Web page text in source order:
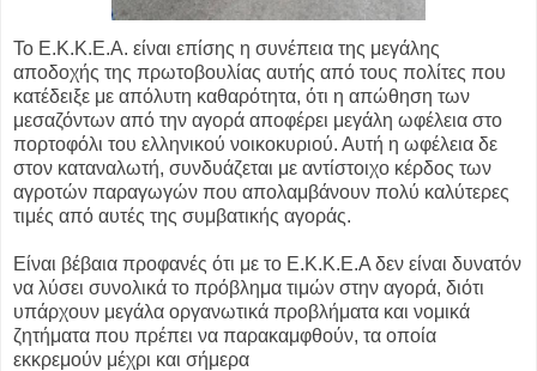
Το Ε.Κ.Κ.Ε.Α. είναι επίσης η συνέπεια της μεγάλης
αποδοχής της πρωτοβουλίας αυτής από τους πολίτες που
κατέδειξε με απόλυτη καθαρότητα, ότι η απώθηση των
μεσαζόντων από την αγορά αποφέρει μεγάλη ωφέλεια στο
πορτοφόλι του ελληνικού νοικοκυριού. Αυτή η ωφέλεια δε
στον καταναλωτή, συνδυάζεται με αντίστοιχο κέρδος των
αγροτών παραγωγών που απολαμβάνουν πολύ καλύτερες
τιμές από αυτές της συμβατικής αγοράς.
Είναι βέβαια προφανές ότι με το Ε.Κ.Κ.Ε.Α δεν είναι δυνατόν
να λύσει συνολικά το πρόβλημα τιμών στην αγορά, διότι
υπάρχουν μεγάλα οργανωτικά προβλήματα και νομικά
ζητήματα που πρέπει να παρακαμφθούν, τα οποία
εκκρεμούν μέχρι και σήμερα